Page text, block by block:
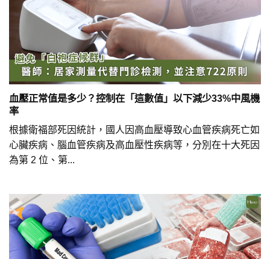
血壓正常值是多少？控制在「這數值」以下減少33%中風機
率
根據衛福部死因統計，國人因高血壓導致心血管疾病死亡如
心臟疾病、腦血管疾病及高血壓性疾病等，分別在十大死因
為第 2 位、第...